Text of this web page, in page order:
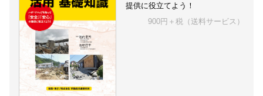
提供に役立てよう！
900円＋税（送料サービス）